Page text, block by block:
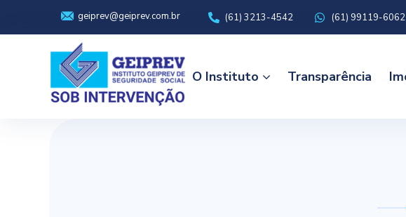
geiprev@geiprev.com.br (61) 3213-4542 (61) 99119-6062
O Instituto Transparência